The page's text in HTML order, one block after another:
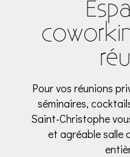
Pour vos réunions
séminaires,
Saint-Christophe
et agréable salle